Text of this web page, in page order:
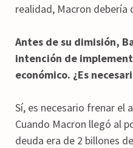
realidad, Macron debería
Antes de su dimisión,
intención de
económico. ¿Es
Sí, es necesario frenar el
Cuando Macron llegó al
deuda era de 2 billones